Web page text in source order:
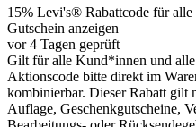
15% Levi's® Rabattcode für
Gutschein anzeigen
vor 4 Tagen geprüft
Gilt für alle Kund*innen und
Aktionscode bitte direkt im
kombinierbar. Dieser Rabatt
Auflage, Geschenkgutscheine,